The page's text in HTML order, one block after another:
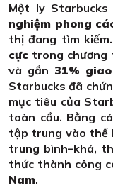
Một ly
nghiệm phong
thị đang tìm
cực trong
và gần 31%
Starbucks đã
mục tiêu của
toàn cầu. Bằng
tập trung vào thế
trung bình–khá,
thức thành công
Nam.